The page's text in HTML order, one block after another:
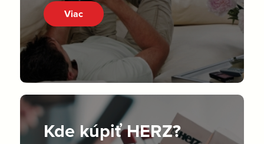
Viac
Kde kúpiť HERZ?